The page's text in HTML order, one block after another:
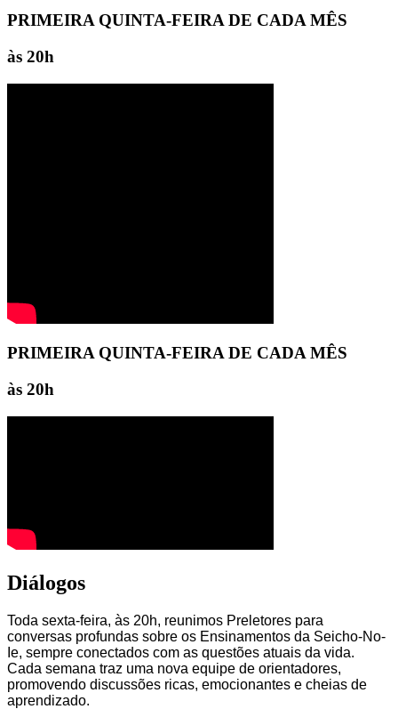
PRIMEIRA QUINTA-FEIRA DE CADA MÊS
às 20h
PRIMEIRA QUINTA-FEIRA DE CADA MÊS
às 20h
Diálogos
Toda sexta-feira, às 20h, reunimos Preletores para
conversas profundas sobre os Ensinamentos da Seicho-No-
Ie, sempre conectados com as questões atuais da vida.
Cada semana traz uma nova equipe de orientadores,
promovendo discussões ricas, emocionantes e cheias de
aprendizado.